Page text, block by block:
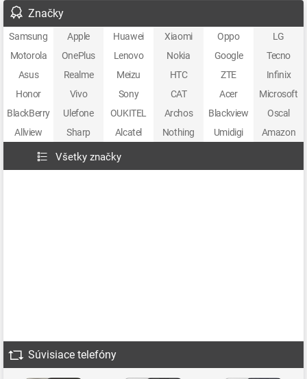
Značky
Samsung Apple Huawei Xiaomi Oppo
LG
Motorola
OnePlus Lenovo Nokia Google
Tecno
Asus
Realme Meizu HTC ZTE
Infinix
Honor
Vivo Sony CAT Acer
Microsoft
BlackBerry
Ulefone OUKITEL Archos Blackview
Oscal
Allview
Sharp Alcatel Nothing Umidigi Amazon
Všetky značky
Súvisiace telefóny